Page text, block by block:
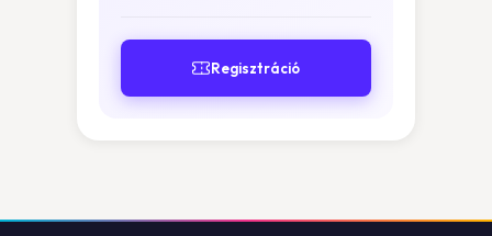
Regisztráció